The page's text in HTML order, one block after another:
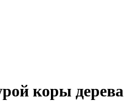
коры дерева